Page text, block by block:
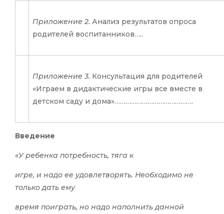
Приложение 2. Анализ результатов опроса
родителей воспитанников…..
Приложение 3. Консультация для родителей
«Играем в дидактические игры все вместе в
детском саду и дома»…………………………………….
Введение
«У ребенка потребность, тяга к
игре, и надо ее удовлетворять. Необходимо не
только дать ему
время поиграть, но надо наполнить данной